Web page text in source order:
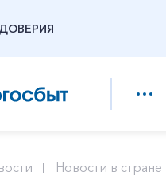
Новости в